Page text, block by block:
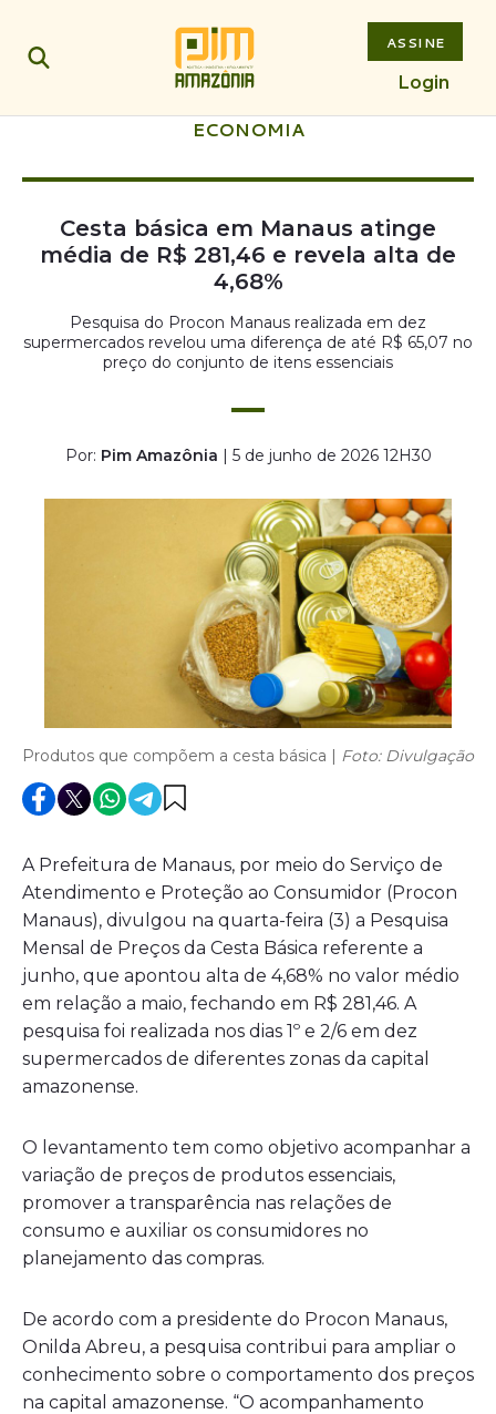
ASSINE
Login
ECONOMIA
Cesta básica em Manaus atinge
média de R$ 281,46 e revela alta de
4,68%
Pesquisa do Procon Manaus realizada em dez
supermercados revelou uma diferença de até R$ 65,07 no
preço do conjunto de itens essenciais
Por: Pim Amazônia | 5 de junho de 2026 12H30
Produtos que compõem a cesta básica | Foto: Divulgação
A Prefeitura de Manaus, por meio do Serviço de
Atendimento e Proteção ao Consumidor (Procon
Manaus), divulgou na quarta-feira (3) a Pesquisa
Mensal de Preços da Cesta Básica referente a
junho, que apontou alta de 4,68% no valor médio
em relação a maio, fechando em R$ 281,46. A
pesquisa foi realizada nos dias 1º e 2/6 em dez
supermercados de diferentes zonas da capital
amazonense.
O levantamento tem como objetivo acompanhar a
variação de preços de produtos essenciais,
promover a transparência nas relações de
consumo e auxiliar os consumidores no
planejamento das compras.
De acordo com a presidente do Procon Manaus,
Onilda Abreu, a pesquisa contribui para ampliar o
conhecimento sobre o comportamento dos preços
na capital amazonense. “O acompanhamento